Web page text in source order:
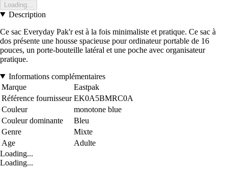
Loading...
Description
Ce sac Everyday Pak'r est à la fois minimaliste et pratique. Ce sac à
dos présente une housse spacieuse pour ordinateur portable de 16
pouces, un porte-bouteille latéral et une poche avec organisateur
pratique.
Informations complémentaires
Marque
Eastpak
Référence fournisseur EK0A5BMRC0A
Couleur
monotone blue
Couleur dominante
Bleu
Genre
Mixte
Age
Adulte
Loading...
Loading...